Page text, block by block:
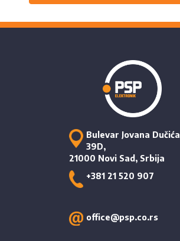
Bulevar Jovana Dučića
39D,
21000 Novi Sad, Srbija
+381 21 520 907
office@psp.co.rs